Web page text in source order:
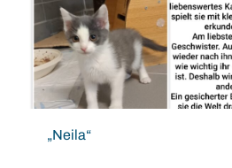
„Neila“